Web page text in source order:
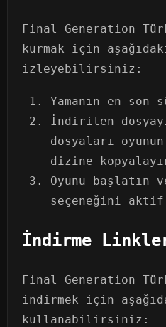
Final Generation
kurmak için
izleyebilirsiniz:
Yamanın en son
İndirilen
dosyaları
dizine
Oyunu başlatın
seçeneğini
İndirme
Final Generation
indirmek için
kullanabilirsiniz: